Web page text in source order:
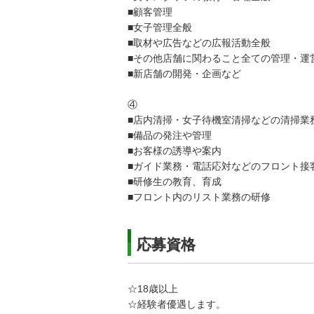
■顧客管理
■女子管理全般
■取材や広告などの広報活動全般
■その他店舗に関わること全ての管理・運
■新店舗の開発・企画など
④
■店内清掃・女子待機室清掃などの清掃業
■備品の発注や管理
■お客様の誘導や案内
■ガイド業務・電話応対などのフロント接
■研修生の教育、育成
■フロント内のリスト業務の研修
応募資格
☆18歳以上
☆経験者優遇します。